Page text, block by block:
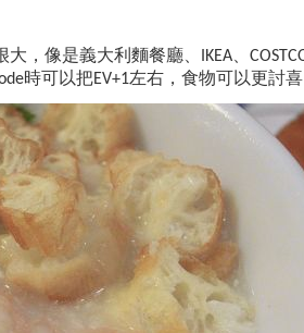
，像是義大利麵餐廳、 IKEA、
時可以把EV+1左右，食物可以更討